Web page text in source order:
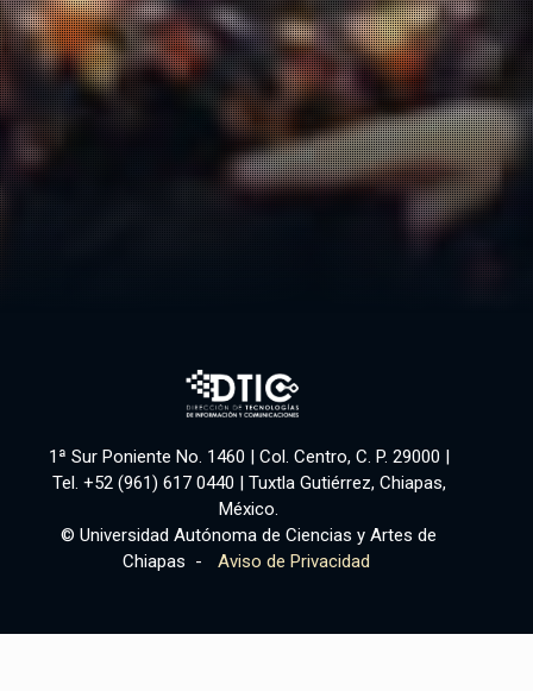
1ª Sur Poniente No. 1460 | Col. Centro, C. P. 29000 |
Tel. +52 (961) 617 0440 | Tuxtla Gutiérrez, Chiapas,
México.
© Universidad Autónoma de Ciencias y Artes de
Chiapas -
Aviso de Privacidad